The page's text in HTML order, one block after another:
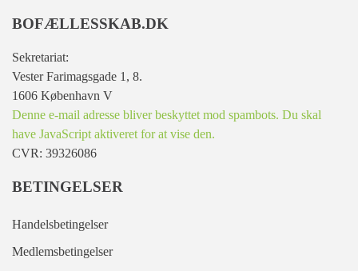
BOFÆLLESSKAB.DK
Sekretariat:
Vester Farimagsgade 1, 8.
1606 København V
Denne e-mail adresse bliver beskyttet mod spambots. Du skal
have JavaScript aktiveret for at vise den.
CVR: 39326086
BETINGELSER
Handelsbetingelser
Medlemsbetingelser